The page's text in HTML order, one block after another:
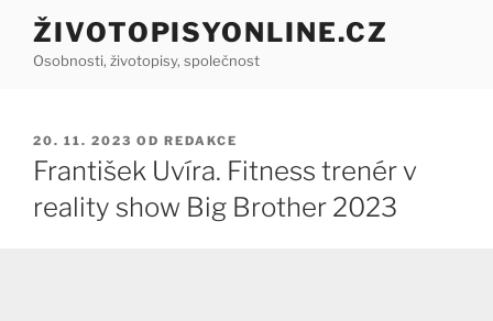
Přejít
obsahu
ŽIVOTOPISYONLINE.CZ
Osobnosti, životopisy, společnost
PUBLIKOVÁNO
20. 11. 2023 OD REDAKCE
František Uvíra. Fitness trenér v
reality show Big Brother 2023